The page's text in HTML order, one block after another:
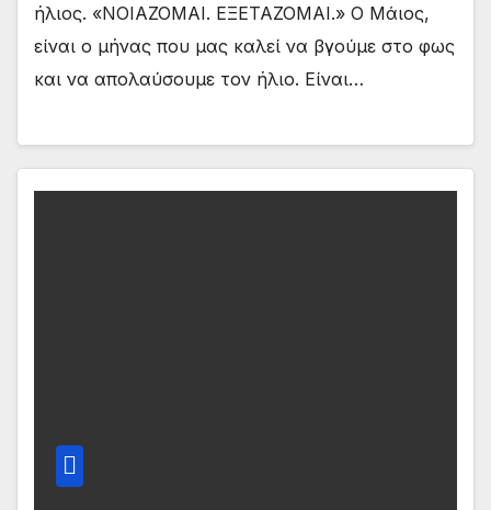
ήλιος. «ΝΟΙΑΖΟΜΑΙ. ΕΞΕΤΑΖΟΜΑΙ.» Ο Μάιος,
είναι ο μήνας που μας καλεί να βγούμε στο φως
και να απολαύσουμε τον ήλιο. Είναι…